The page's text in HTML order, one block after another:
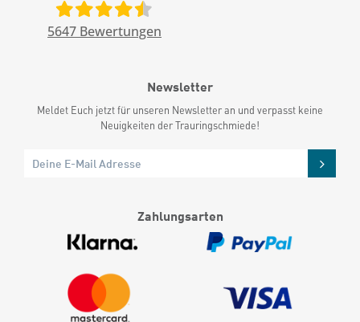
5647 Bewertungen
Newsletter
Meldet Euch jetzt für unseren Newsletter an und verpasst keine
Neuigkeiten der Trauringschmiede!
Zahlungsarten